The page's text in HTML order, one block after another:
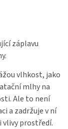
záplavu
vlhkost, jako
mlhy na
Ale to není
a zadržuje v ní
prostředí.